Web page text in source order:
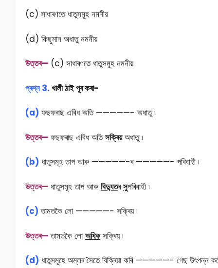
(c) সাধাৰণতে ধাতুসমূহ নমনীয়
(d) কিছুমান অধাতু নমনীয়
উত্তৰ— (c) সাধাৰণতে ধাতুসমূহ নমনীয়
প্ৰশ্ন 3. খালী ঠাই পূৰ কৰা-
(a) ফছফৰাছ এবিধ অতি —————- অধাতু ৷
উত্তৰ— ফছফৰাছ এবিধ অতিসক্ৰিয়অধাতু ৷
(b) ধাতুসমূহ তাপ আৰু —————-ৰ —————- পৰিবাহী ৷
উত্তৰ— ধাতুসমূহ তাপ আৰু বিদ্যুতৰসুপৰিবাহী ৷
(c) তামতকৈ লো —————- সক্ৰিয় ৷
উত্তৰ—তামতকৈ লোঅধিকসক্ৰিয় ৷
(d) ধাতুসমূহে অম্লৰ সৈতে বিক্ৰিয়া কৰি —————- গেছ উৎপন্ন